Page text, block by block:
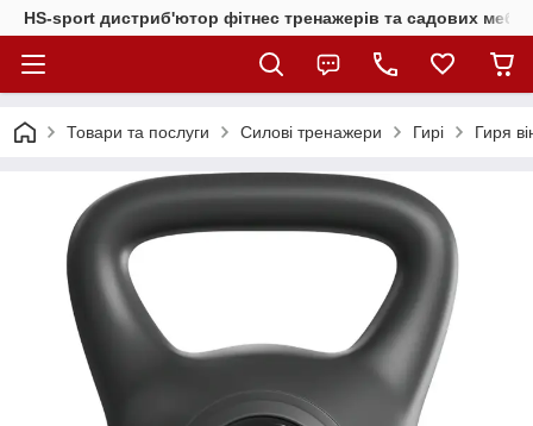
HS-sport дистриб'ютор фітнес тренажерів та садових
Товари та послуги Силові тренажери Гирі Гиря